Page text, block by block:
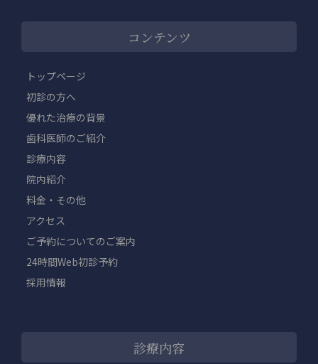
コンテンツ
トップページ
初診の方へ
優れた治療の背景
歯科医師のご紹介
診療内容
院内紹介
料金・その他
アクセス
ご予約についてのご案内
24時間Web初診予約
採用情報
診療内容